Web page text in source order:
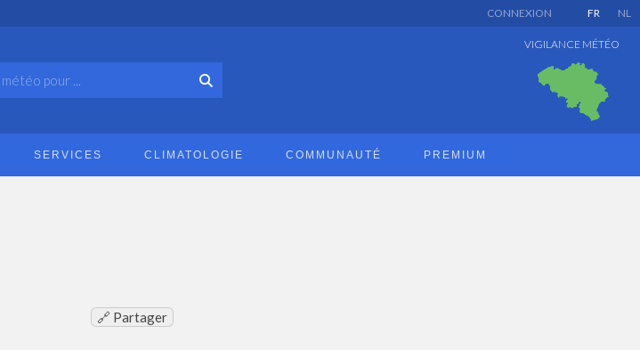
FR NL
CONNEXION
VIGILANCE MÉTÉO
SERVICES CLIMATOLOGIE COMMUNAUTÉ PREMIUM
🔗 Partager